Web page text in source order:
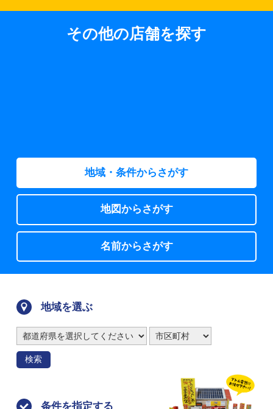
その他の店舗を探す
地域・条件からさがす
地図からさがす
名前からさがす
地域を選ぶ
検索
条件を指定する